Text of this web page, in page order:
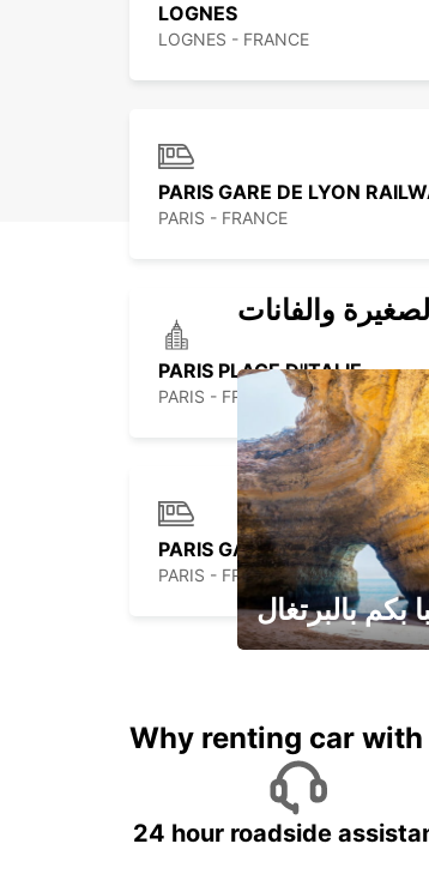
LOGNES
LOGNES - FRANCE
PARIS - FRANCE
PARIS PLACE D'ITALIE
PARIS - FRANCE
PARIS - FRANCE
والفانات
بكم بالبرتغال
Why renting car with
24 hour roadside